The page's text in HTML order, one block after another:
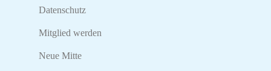
Datenschutz
Mitglied werden
Neue Mitte